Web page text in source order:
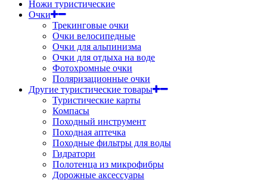
Ножи туристические
Очки
Трекинговые очки
Очки велосипедные
Очки для альпинизма
Очки для отдыха на воде
Фотохромные очки
Поляризационные очки
Другие туристические товары
Туристические карты
Компасы
Походный инструмент
Походная аптечка
Походные фильтры для воды
Гидратори
Полотенца из микрофибры
Дорожные аксессуары